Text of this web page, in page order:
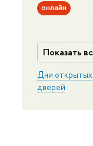
онлайн
Показать
Дни открытых
дверей